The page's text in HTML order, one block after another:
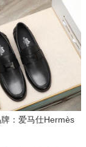
：爱马仕Hermès
:....